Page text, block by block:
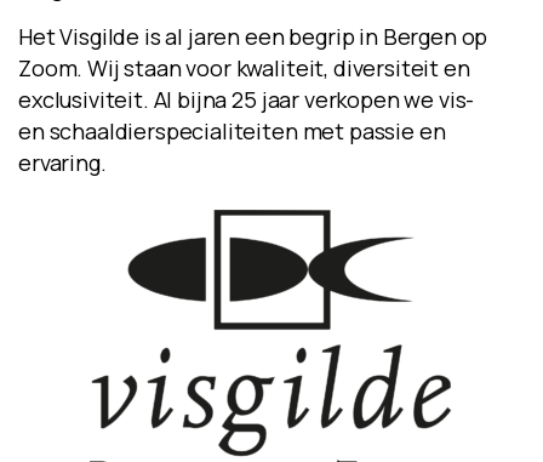
Het Visgilde is al jaren een begrip in Bergen op
Zoom. Wij staan voor kwaliteit, diversiteit en
exclusiviteit. Al bijna 25 jaar verkopen we vis-
en schaaldierspecialiteiten met passie en
ervaring.